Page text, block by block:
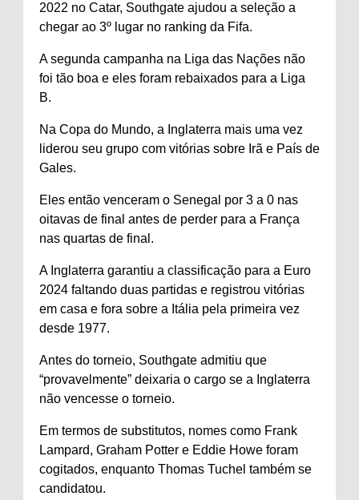
2022 no Catar, Southgate ajudou a seleção a
chegar ao 3º lugar no ranking da Fifa.
A segunda campanha na Liga das Nações não
foi tão boa e eles foram rebaixados para a Liga
B.
Na Copa do Mundo, a Inglaterra mais uma vez
liderou seu grupo com vitórias sobre Irã e País de
Gales.
Eles então venceram o Senegal por 3 a 0 nas
oitavas de final antes de perder para a França
nas quartas de final.
A Inglaterra garantiu a classificação para a Euro
2024 faltando duas partidas e registrou vitórias
em casa e fora sobre a Itália pela primeira vez
desde 1977.
Antes do torneio, Southgate admitiu que
“provavelmente” deixaria o cargo se a Inglaterra
não vencesse o torneio.
Em termos de substitutos, nomes como Frank
Lampard, Graham Potter e Eddie Howe foram
cogitados, enquanto Thomas Tuchel também se
candidatou.